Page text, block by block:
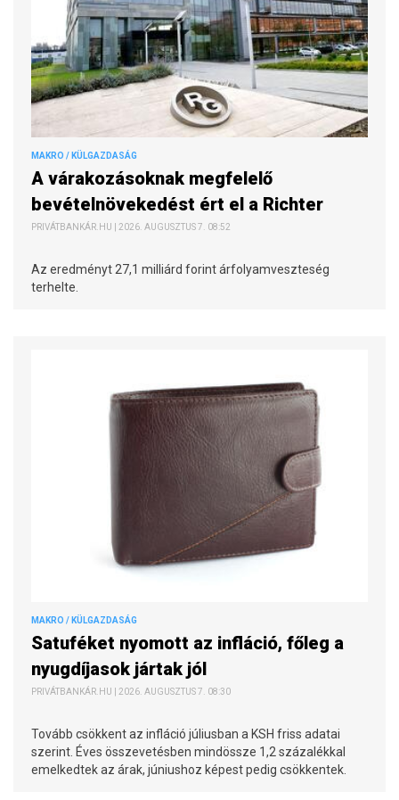
MAKRO / KÜLGAZDASÁG
A várakozásoknak megfelelő
bevételnövekedést ért el a Richter
PRIVÁTBANKÁR.HU | 2026. AUGUSZTUS 7. 08:52
Az eredményt 27,1 milliárd forint árfolyamveszteség
terhelte.
MAKRO / KÜLGAZDASÁG
Satuféket nyomott az infláció, főleg a
nyugdíjasok jártak jól
PRIVÁTBANKÁR.HU | 2026. AUGUSZTUS 7. 08:30
Tovább csökkent az infláció júliusban a KSH friss adatai
szerint. Éves összevetésben mindössze 1,2 százalékkal
emelkedtek az árak, júniushoz képest pedig csökkentek.